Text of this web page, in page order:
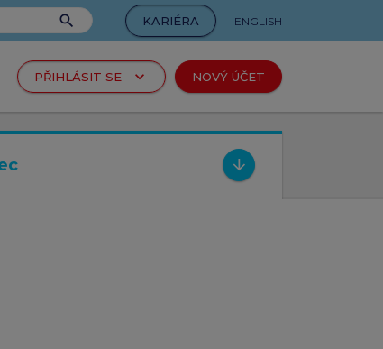
KARIÉRA ENGLISH
search
PŘIHLÁSIT SE keyboard_arrow_down NOVÝ ÚČET